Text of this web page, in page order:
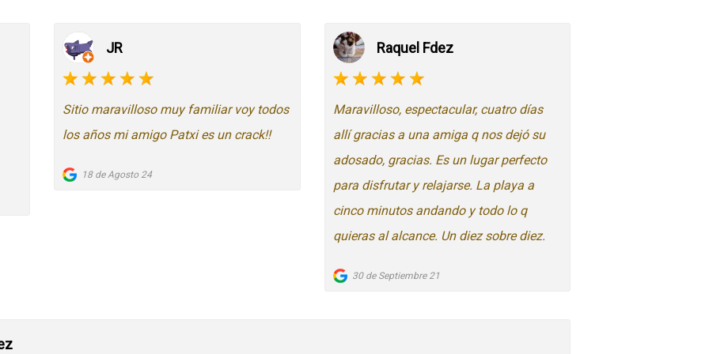
JR
Sitio maravilloso muy familiar voy todos
los años mi amigo Patxi es un crack!!
18 de Agosto 24
Raquel Fdez
Maravilloso, espectacular, cuatro días
allí gracias a una amiga q nos dejó su
adosado, gracias. Es un lugar perfecto
para disfrutar y relajarse. La playa a
cinco minutos andando y todo lo q
quieras al alcance. Un diez sobre diez.
30 de Septiembre 21